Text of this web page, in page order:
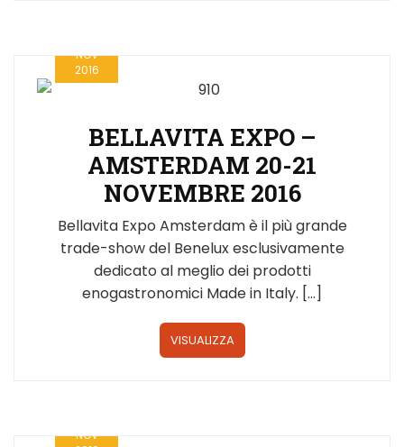
NOV
2016
BELLAVITA EXPO –
AMSTERDAM 20-21
NOVEMBRE 2016
Bellavita Expo Amsterdam è il più grande
trade-show del Benelux esclusivamente
dedicato al meglio dei prodotti
enogastronomici Made in Italy. […]
VISUALIZZA
NOV